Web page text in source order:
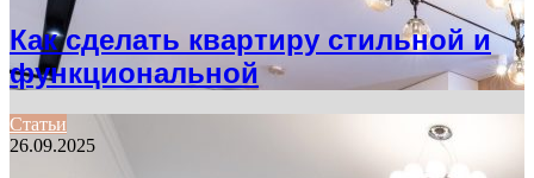
Как сделать квартиру стильной и
функциональной
Статьи
26.09.2025